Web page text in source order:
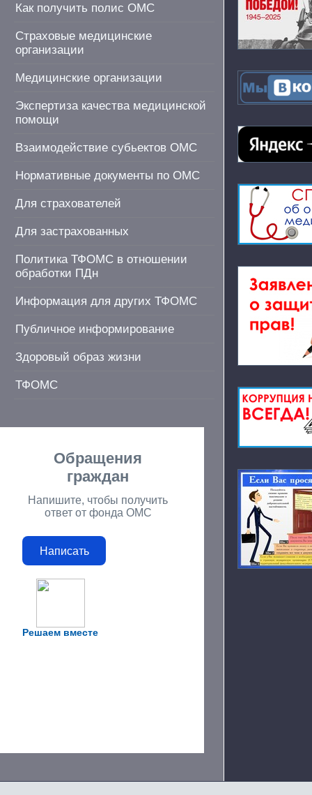
Как получить полис ОМС
Страховые медицинские
организации
Медицинские организации
Экспертиза качества медицинской
помощи
Взаимодействие субьектов ОМС
Нормативные документы по ОМС
Для страхователей
Для застрахованных
Политика ТФОМС в отношении
обработки ПДн
Информация для других ТФОМС
Публичное информирование
Здоровый образ жизни
ТФОМС
Решаем вместе
Обращения
граждан
Напишите, чтобы получить
ответ от фонда ОМС
Написать